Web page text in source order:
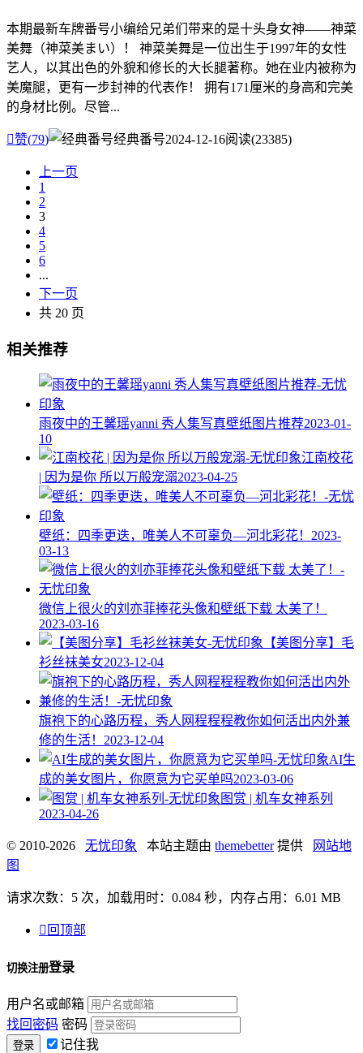
本期最新车牌番号小编给兄弟们带来的是十头身女神——神菜
美舞（神菜美まい）！ 神菜美舞是一位出生于1997年的女性
艺人，以其出色的外貌和修长的大长腿著称。她在业内被称为
美魔腿，更有一步封神的代表作！ 拥有171厘米的身高和完美
的身材比例。尽管...
赞(79) 经典番号2024-12-16阅读(23385)
上一页
1
2
3
4
5
6
...
下一页
共 20 页
相关推荐
雨夜中的王馨瑶yanni 秀人集写真壁纸图片推荐2023-01-
10
江南校花
| 因为是你 所以万般宠溺2023-04-25
壁纸：四季更迭，唯美人不可辜负—河北彩花！ 2023-
03-13
微信上很火的刘亦菲捧花头像和壁纸下载 太美了！
2023-03-16
【美图分享】毛
衫丝袜美女2023-12-04
旗袍下的心路历程，秀人网程程程教你如何活出内外兼
修的生活！ 2023-12-04
AI生
成的美女图片，你愿意为它买单吗2023-03-06
图赏 | 机车女神系列
2023-04-26
© 2010-2026 无忧印象 本站主题由 themebetter提供
网站地
图
请求次数：5 次，加载用时：0.084 秒，内存占用：6.01 MB
 回顶部
切换注册登录
用户名或邮箱
找回密码 密码
记住我